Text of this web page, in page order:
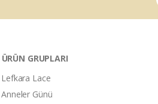
ÜRÜN GRUPLARI
Lefkara Lace
Anneler Günü